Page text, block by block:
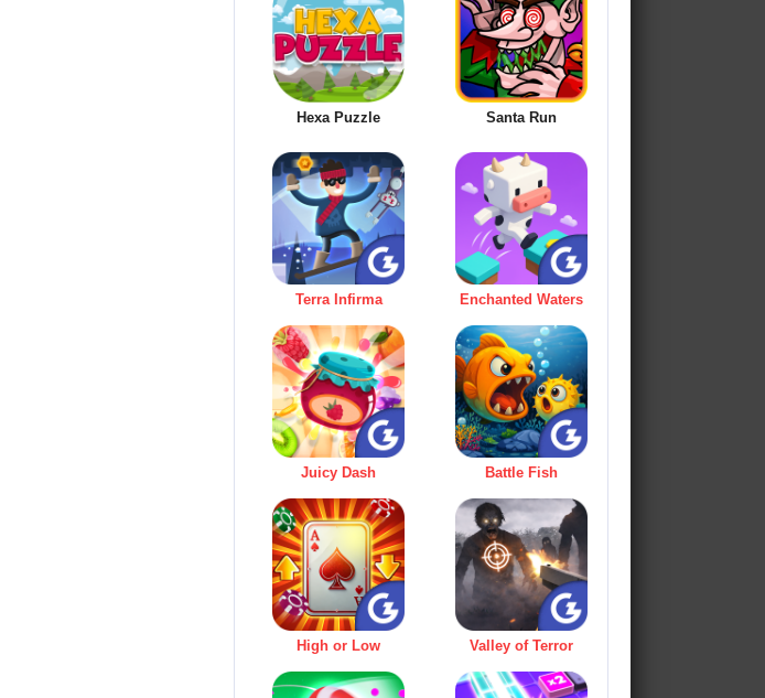
Hexa Puzzle Santa Run
Terra Infirma Enchanted Waters
Juicy Dash Battle Fish
High or Low Valley of Terror